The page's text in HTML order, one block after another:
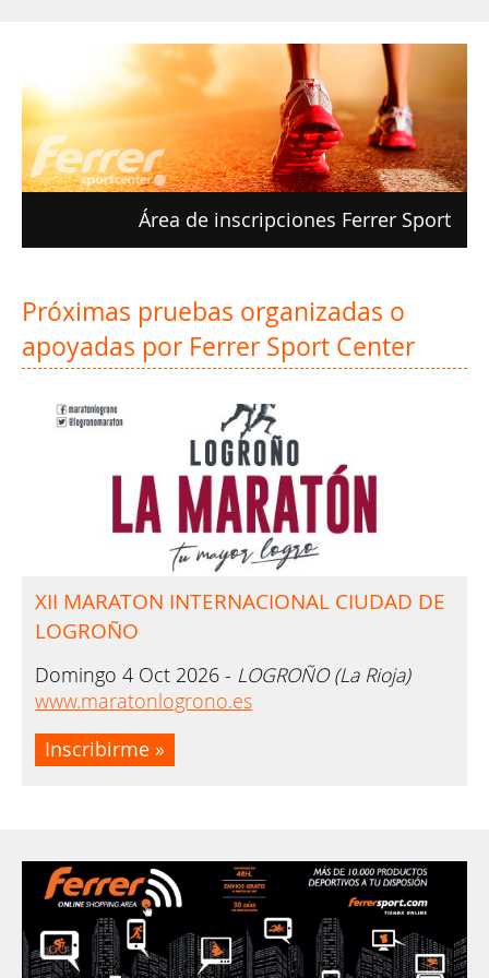
Área de inscripciones Ferrer Sport
Próximas pruebas organizadas o
apoyadas por Ferrer Sport Center
XII MARATON INTERNACIONAL CIUDAD DE
LOGROÑO
Domingo4 Oct 2026 - LOGROÑO (La Rioja)
www.maratonlogrono.es
Inscribirme »